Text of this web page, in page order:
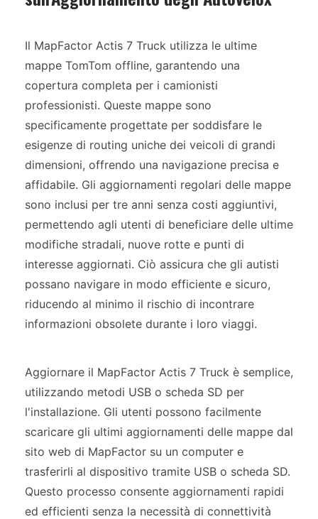
Il MapFactor Actis 7 Truck utilizza le ultime
mappe TomTom offline, garantendo una
copertura completa per i camionisti
professionisti. Queste mappe sono
specificamente progettate per soddisfare le
esigenze di routing uniche dei veicoli di grandi
dimensioni, offrendo una navigazione precisa e
affidabile. Gli aggiornamenti regolari delle mappe
sono inclusi per tre anni senza costi aggiuntivi,
permettendo agli utenti di beneficiare delle ultime
modifiche stradali, nuove rotte e punti di
interesse aggiornati. Ciò assicura che gli autisti
possano navigare in modo efficiente e sicuro,
riducendo al minimo il rischio di incontrare
informazioni obsolete durante i loro viaggi.
Aggiornare il MapFactor Actis 7 Truck è semplice,
utilizzando metodi USB o scheda SD per
l'installazione. Gli utenti possono facilmente
scaricare gli ultimi aggiornamenti delle mappe dal
sito web di MapFactor su un computer e
trasferirli al dispositivo tramite USB o scheda SD.
Questo processo consente aggiornamenti rapidi
ed efficienti senza la necessità di connettività